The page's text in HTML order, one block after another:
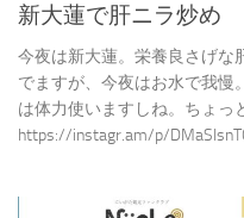
新大蓮で肝ニラ炒め
今夜は新大蓮。栄養良さげな
でますが、今夜はお水で我慢
は体力使いますしね。ちょっ
https://instagr.am/p/